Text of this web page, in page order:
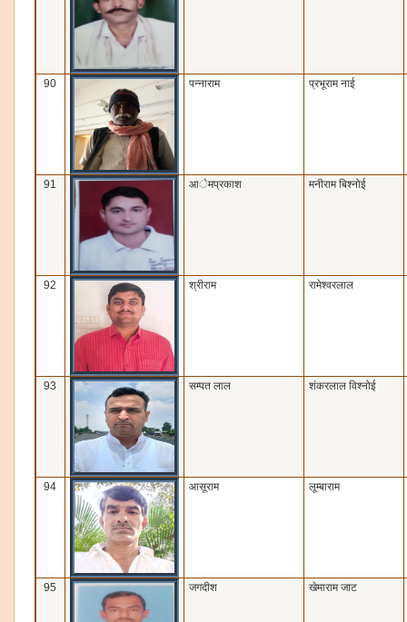
90 पन्‍नाराम प्रभूराम नाई
91 आेमप्रकाश मनीराम बिश्‍नोई
92 श्रीराम रामेश्‍वरलाल
93 सम्‍पत लाल शंकरलाल विश्‍नोई
94 आसूराम लूम्‍बाराम
95 जगदीश खेमाराम जाट